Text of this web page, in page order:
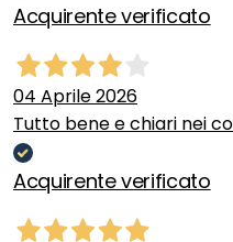
Acquirente verificato
04 Aprile 2026
Tutto bene e chiari nei
Acquirente verificato